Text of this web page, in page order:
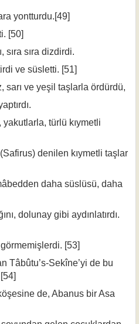
yontturdu.[49]
[50]
sıra sıra dizdirdi.
ve süsletti. [51]
sarı ve yeşil taşlarla ördürdü,
yakutlarla, türlü kıymetli
denilen kıymetli taşlar
daha süslüsü, daha
dolunay gibi aydınlatırdı.
[53]
Tâbûtu’s-Sekîne’yi de bu
de, Abanus bir Asa